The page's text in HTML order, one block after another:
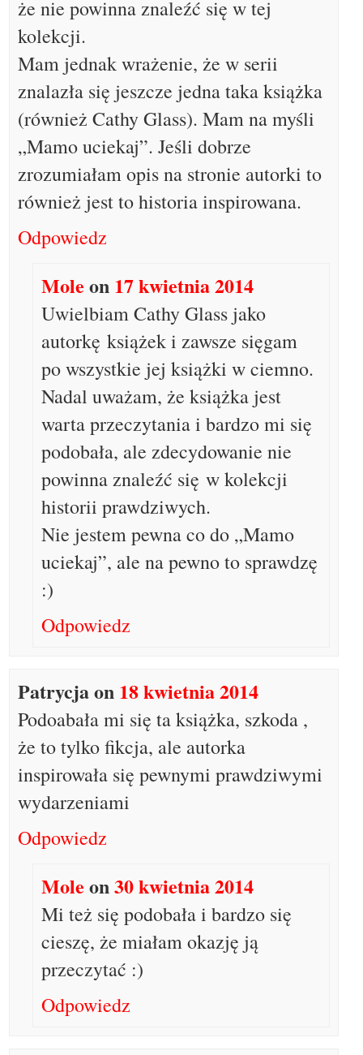
że nie powinna znaleźć się w tej
kolekcji.
Mam jednak wrażenie, że w serii
znalazła się jeszcze jedna taka książka
(również Cathy Glass). Mam na myśli
„Mamo uciekaj”. Jeśli dobrze
zrozumiałam opis na stronie autorki to
również jest to historia inspirowana.
Odpowiedz
Mole on 17 kwietnia 2014
Uwielbiam Cathy Glass jako
autorkę książek i zawsze sięgam
po wszystkie jej książki w ciemno.
Nadal uważam, że książka jest
warta przeczytania i bardzo mi się
podobała, ale zdecydowanie nie
powinna znaleźć się w kolekcji
historii prawdziwych.
Nie jestem pewna co do „Mamo
uciekaj”, ale na pewno to sprawdzę
:)
Odpowiedz
Patrycjaon 18 kwietnia 2014
Podoabała mi się ta książka, szkoda ,
że to tylko fikcja, ale autorka
inspirowała się pewnymi prawdziwymi
wydarzeniami
Odpowiedz
Mole on30 kwietnia 2014
Mi też się podobała i bardzo się
cieszę, że miałam okazję ją
przeczytać :)
Odpowiedz